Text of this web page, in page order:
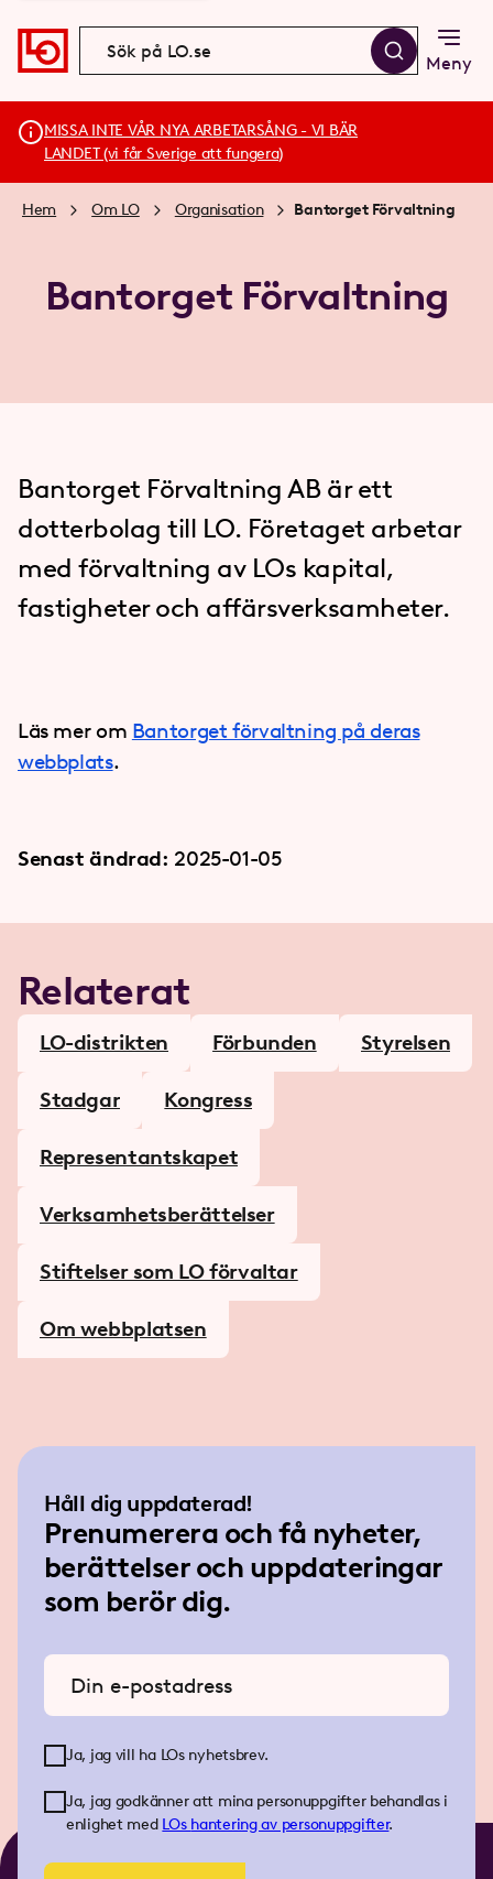
Meny
MISSA INTE VÅR NYA ARBETARSÅNG - VI BÄR
LANDET (vi får Sverige att fungera)
Hem Om LO Organisation Bantorget Förvaltning
Bantorget Förvaltning
Bantorget Förvaltning AB är ett
dotterbolag till LO. Företaget arbetar
med förvaltning av LOs kapital,
fastigheter och affärsverksamheter.
Läs mer om Bantorget förvaltning på deras
webbplats.
Senast ändrad: 2025-01-05
Relaterat
LO-distrikten Förbunden Styrelsen
Stadgar Kongress
Representantskapet
Verksamhetsberättelser
Stiftelser som LO förvaltar
Om webbplatsen
Håll dig uppdaterad!
Prenumerera och få nyheter,
berättelser och uppdateringar
som berör dig.
Ange din e-postadress
Ja, jag vill ha LOs nyhetsbrev.
Ja, jag godkänner att mina personuppgifter behandlas i
enlighet med LOs hantering av personuppgifter.